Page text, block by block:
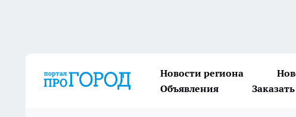
Новости региона
Объявления